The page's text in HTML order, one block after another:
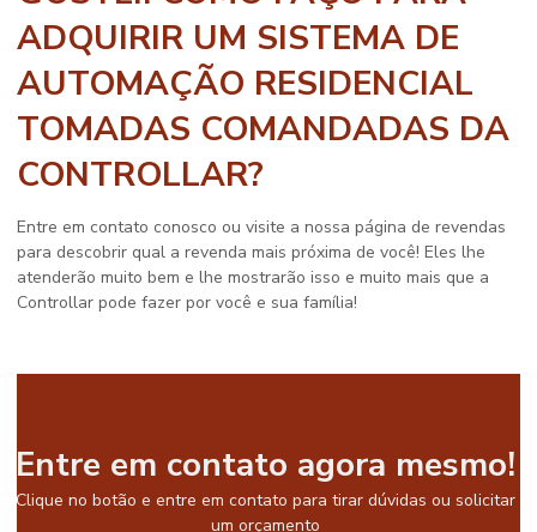
ADQUIRIR UM SISTEMA DE
AUTOMAÇÃO RESIDENCIAL
TOMADAS COMANDADAS DA
CONTROLLAR?
Entre em contato conosco ou visite a nossa página de revendas
para descobrir qual a revenda mais próxima de você! Eles lhe
atenderão muito bem e lhe mostrarão isso e muito mais que a
Controllar pode fazer por você e sua família!
Entre em contato agora mesmo!
Clique no botão e entre em contato para tirar dúvidas ou solicitar
um orçamento